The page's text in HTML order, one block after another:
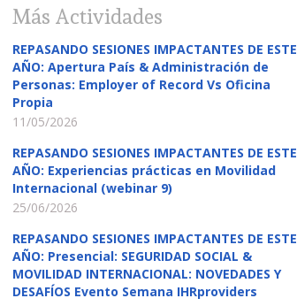
Más Actividades
REPASANDO SESIONES IMPACTANTES DE ESTE
AÑO: Apertura País & Administración de
Personas: Employer of Record Vs Oficina
Propia
11/05/2026
REPASANDO SESIONES IMPACTANTES DE ESTE
AÑO: Experiencias prácticas en Movilidad
Internacional (webinar 9)
25/06/2026
REPASANDO SESIONES IMPACTANTES DE ESTE
AÑO: Presencial: SEGURIDAD SOCIAL &
MOVILIDAD INTERNACIONAL: NOVEDADES Y
DESAFÍOS Evento Semana IHRproviders